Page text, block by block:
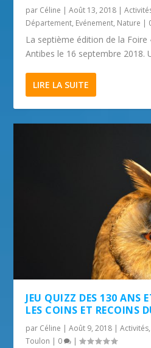
par Céline |Août 13, 2018 |
Département, Evénement, Nature |
La septième édition de la
Antibes le 16 septembre 2018.
LIRE LA SUITE
JEU QUIZZ DES 130 ANS
LES COINS ET RECOINS
par Céline |Août 9, 2018 |Activités
Toulon | 0 |